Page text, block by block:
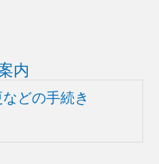
内
どの手続き